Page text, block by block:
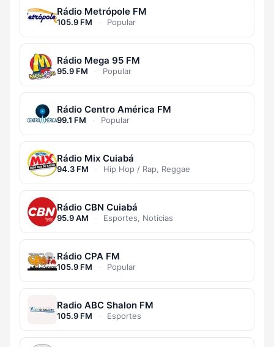
Rádio Metrópole FM
105.9 FM · Popular
Rádio Mega 95 FM
95.9 FM · Popular
Rádio Centro América FM
99.1 FM · Popular
Rádio Mix Cuiabá
94.3 FM · Hip Hop / Rap, Reggae
Rádio CBN Cuiabá
95.9 AM · Esportes, Notícias
Rádio CPA FM
105.9 FM · Popular
Radio ABC Shalon FM
105.9 FM · Esportes